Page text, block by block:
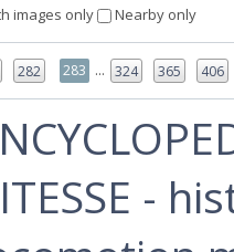
images only Nearby only
282 283 ... 324 365 406
-